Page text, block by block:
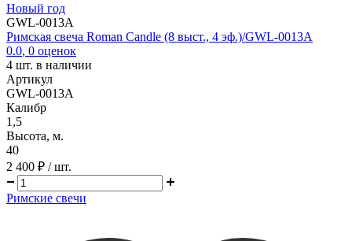
Новый год
GWL-0013A
Римская свеча Roman Candle (8 выст., 4 эф.)/GWL-0013A
0.0, 0 оценок
4 шт. в наличии
Артикул
GWL-0013A
Калибр
1,5
Высота, м.
40
2 400 ₽ / шт.
Римские свечи